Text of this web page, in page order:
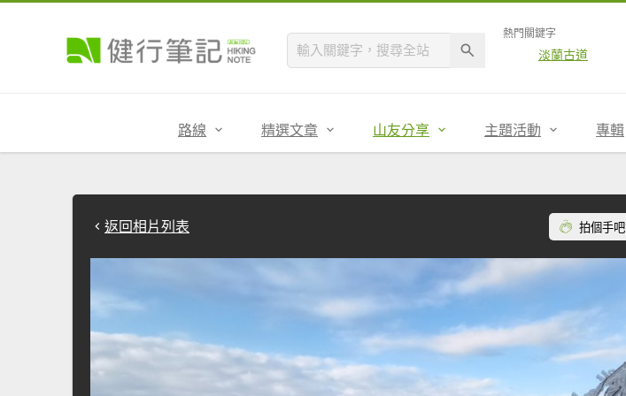
熱門關鍵字
淡蘭古道
路線 精選文章 山友分享 主題活動 專輯
返回相片列表 拍個手吧